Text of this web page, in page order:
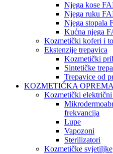
Njega kose
Njega ruku
Njega stopala
Kućna njega
Kozmetički koferi i
Ekstenzije trepavica
Kozmetički
Sintetičke
Trepavice od
KOZMETIČKA OPREMA
Kozmetički električni
frekvancija
Lupe
Vapozoni
Sterilizatori
Kozmetičke svjetiljke